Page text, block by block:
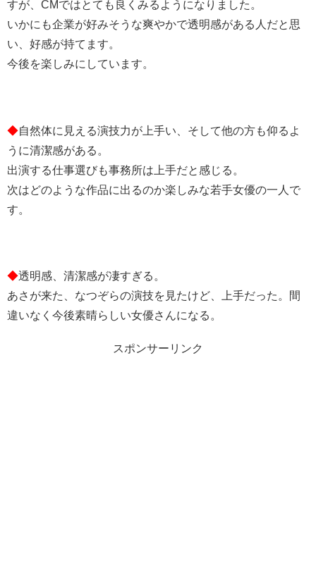
すが、CMではとても良くみるようになりました。
いかにも企業が好みそうな爽やかで透明感がある人だと思
い、好感が持てます。
今後を楽しみにしています。
◆自然体に見える演技力が上手い、そして他の方も仰るよ
うに清潔感がある。
出演する仕事選びも事務所は上手だと感じる。
次はどのような作品に出るのか楽しみな若手女優の一人で
す。
◆透明感、清潔感が凄すぎる。
あさが来た、なつぞらの演技を見たけど、上手だった。間
違いなく今後素晴らしい女優さんになる。
スポンサーリンク